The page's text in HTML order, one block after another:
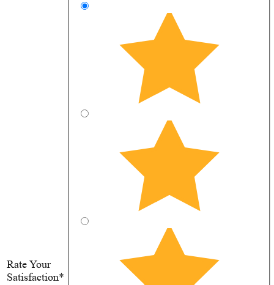
Rate Your
Satisfaction*